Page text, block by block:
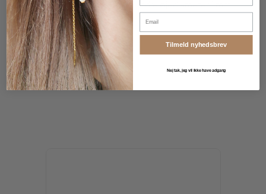
bredde 2,5 mm, dybde 2 mm, indre øjediameter 1 mm.
28,00 DKK
Vis produkt
Email
Tilmeld nyhedsbrev
Nej tak, jeg vil ikke have adgang